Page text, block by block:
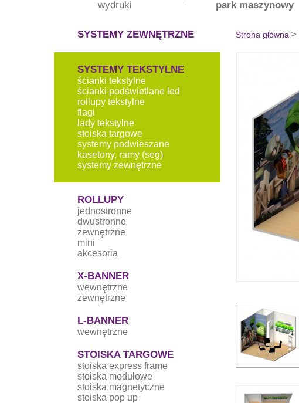
wydruki
park maszynowy
SYSTEMY ZEWNĘTRZNE
SYSTEMY TEKSTYLNE
ścianki tekstylne
ścianki podświetlane led
rollupy tekstylne
flagi
lady tekstylne
stoiska targowe
systemy podwieszane
kasetony, ramy (seg)
systemy zewnętrzne
ROLLUPY
jednostronne
dwustronne
zewnętrzne
mini
akcesoria
X-BANNER
wewnętrzne
zewnętrzne
L-BANNER
wewnętrzne
STOISKA TARGOWE
stoiska express frame
stoiska modułowe
stoiska magnetyczne
stoiska pop up
Strona główna